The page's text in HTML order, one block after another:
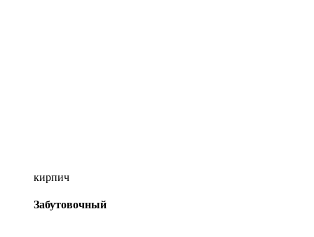
кирпич
Забутовочный